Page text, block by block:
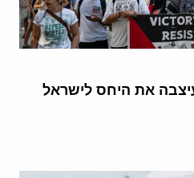
את היחס לישראל